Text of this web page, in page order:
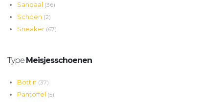
Sandaal (36)
Schoen (2)
Sneaker (67)
Type Meisjesschoenen
Bottin (37)
Pantoffel (5)